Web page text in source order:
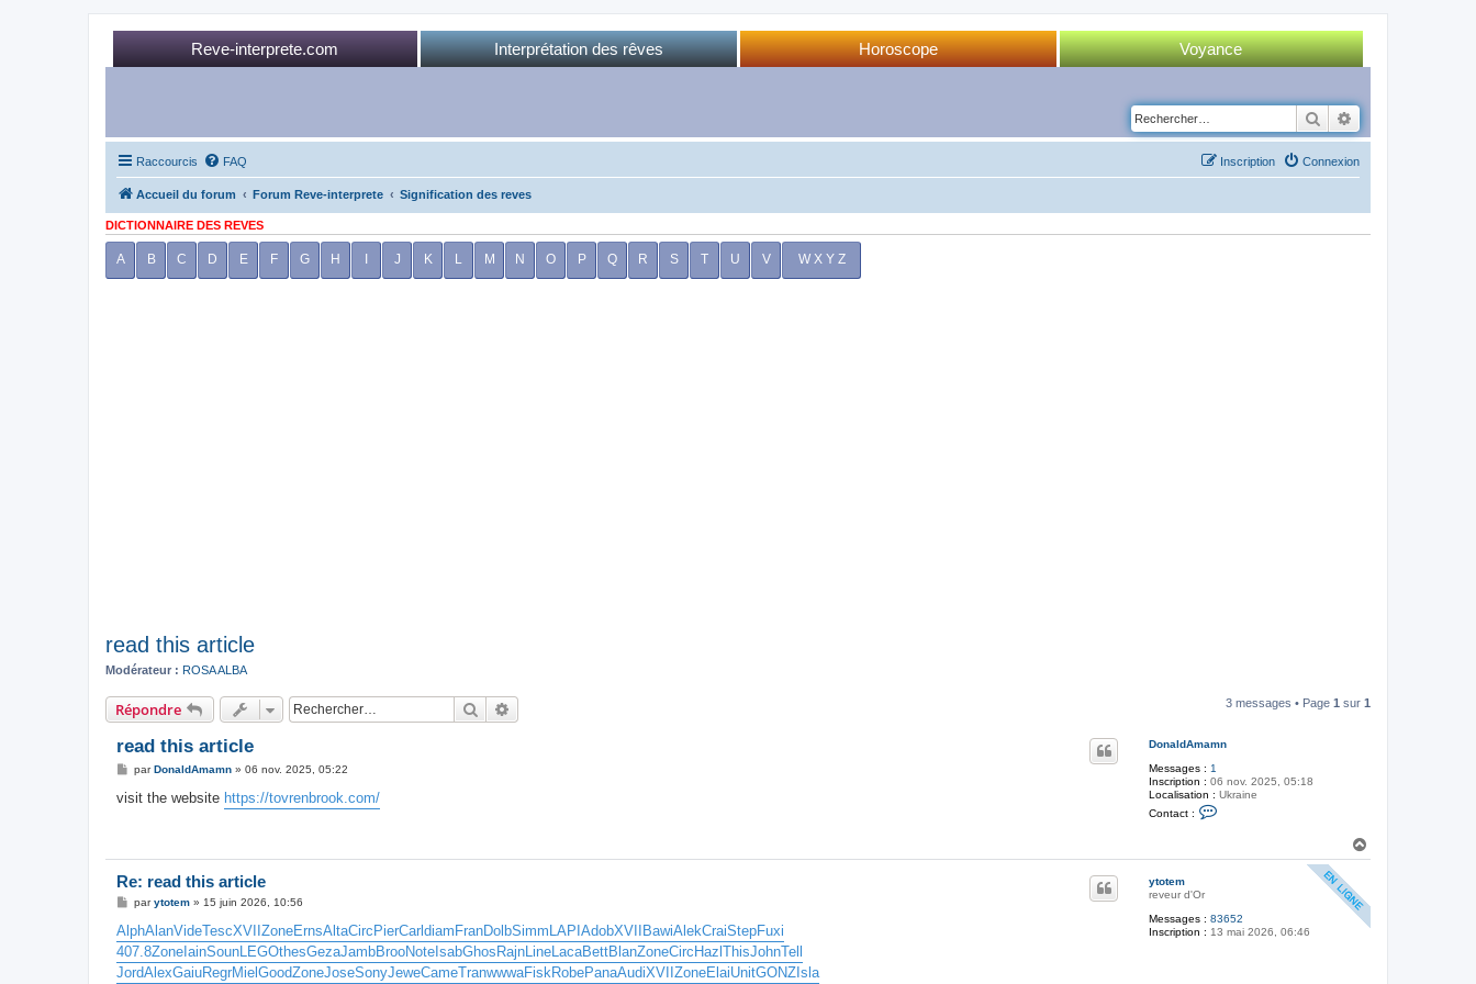
Reve-interprete.com
Interprétation des rêves
Sommeil et rêves
Horoscope
Voyance
Tirage Tarot
Rechercher
Raccourcis FAQ Connexion
Inscription
Accueil du forum Forum Reve-interprete Signification des reves
DICTIONNAIRE DES REVES
A B C D E F G H J K L M N O P Q R S T U V W X Y Z
read this article
Modérateur : ROSA ALBA
Répondre Rechercher 3 messages • Page 1 sur 1
DonaldAmamn
Messages : 1
Inscription : 06 nov. 2025, 05:18
Localisation : Ukraine
Contact :
a
D
o
read this article
M
s
parDonaldAmamn» 06 nov. 2025, 05:22
visit the website https://tovrenbrook.com/
a
ytotem
reveur d'Or
Messages : 83652
Inscription : 13 mai 2026, 06:46
Re: read this article
M
s
s
a
g
e
parytotem» 15 juin 2026, 10:56
AlphAlanVideTescXVII ZoneErnsAltaCirc PierCarl diam FranDolbSimm LAPI AdobXVII BawiAlekCraiStepFuxi
407.8Zone IainSounLEGOthesGezaJambBrooNote IsabGhos RajnLineLacaBettBlanZoneCirc Hazl ThisJohnTell
JordAlexGaiuRegrMiel GoodZoneJoseSonyJeweCameTranwwwaFiskRobePanaAudiXVII ZoneElaiUnitGONZ Isla